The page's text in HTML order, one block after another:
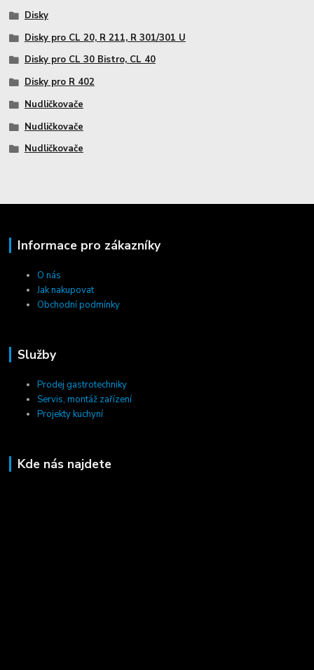
Disky
Disky pro CL 20, R 211, R 301/301 U
Disky pro CL 30 Bistro, CL 40
Disky pro R 402
Nudličkovače
Nudličkovače
Nudličkovače
Informace pro zákazníky
O nás
Jak nakupovat
Obchodní podmínky
Služby
Prodej gastrotechniky
Servis, montáž zařízení
Projekty kuchyní
Kde nás najdete